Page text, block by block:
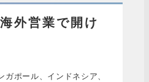
外営業で開け
ポール、インドネシア、